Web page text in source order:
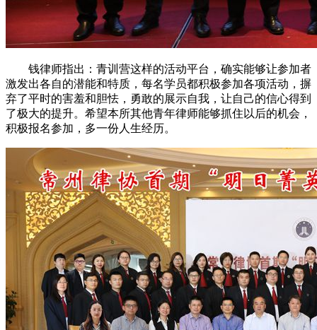
钱律师指出：青训营这样的活动平台，确实能够让参加者
激发出各自的潜能和特质，每名学员都积极参加各项活动，摒
弃了平时的害羞和胆怯，勇敢的展示自我，让自己的信心得到
了极大的提升。希望本所其他青年律师能够抓住以后的机会，
积极报名参加，多一份人生经历。